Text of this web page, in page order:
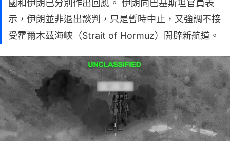
國和伊朗已分別作出回應。 伊朗向巴基斯坦官員表
示，伊朗並非退出談判，只是暫時中止，又強調不接
受霍爾木茲海峽（Strait of Hormuz）開辟新航道。